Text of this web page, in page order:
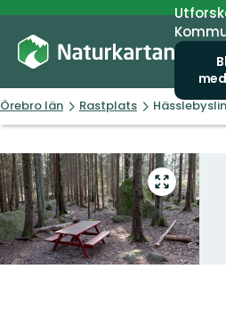
Örebro län Rastplats
Gå
till